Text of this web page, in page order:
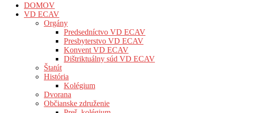
DOMOV
VD ECAV
Orgány
Predsedníctvo VD ECAV
Presbyterstvo VD ECAV
Konvent VD ECAV
Dištriktuálny súd VD ECAV
Štatút
História
Kolégium
Dvorana
Občianske združenie